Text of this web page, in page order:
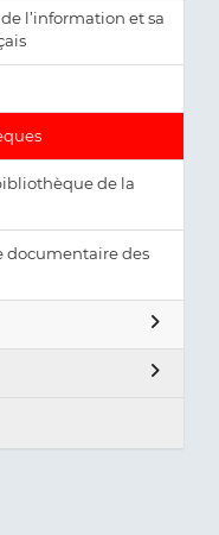
l’information et sa
de la
documentaire des